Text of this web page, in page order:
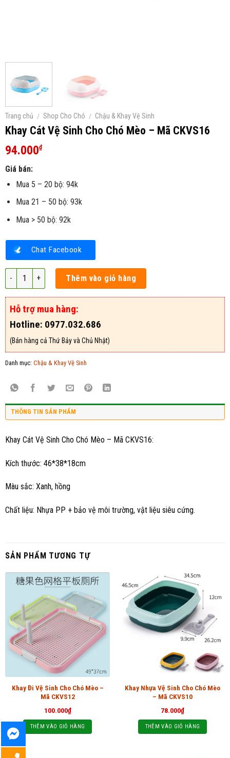
Trang chủ / Shop Cho Chó / Chậu & Khay Vệ Sinh
Khay Cát Vệ Sinh Cho Chó Mèo – Mã CKVS16
94.000₫
Giá bán:
Mua 5 – 20 bộ: 94k
Mua 21 – 50 bộ: 93k
Mua > 50 bộ: 92k
Chat Facebook
Khay Cát Vệ Sinh Cho Chó Mèo - Mã CKVS16 số lượng
Thêm vào giỏ hàng
Hỗ trợ mua hàng:
Hotline: 0977.032.686
(Bán hàng cả Thứ Bảy và Chủ Nhật)
Danh mục: Chậu & Khay Vệ Sinh
THÔNG TIN SẢN PHẨM
Khay Cát Vệ Sinh Cho Chó Mèo – Mã CKVS16:
Kích thước: 46*38*18cm
Màu sắc: Xanh, hồng
Chất liệu: Nhựa PP + bảo vệ môi trường, vật liệu siêu cứng.
SẢN PHẨM TƯƠNG TỰ
Khay Đi Vệ Sinh Cho Chó Mèo –
Mã CKVS12
100.000₫
THÊM VÀO GIỎ HÀNG
Khay Nhựa Vệ Sinh Cho Chó Mèo
– Mã CKVS10
78.000₫
THÊM VÀO GIỎ HÀNG